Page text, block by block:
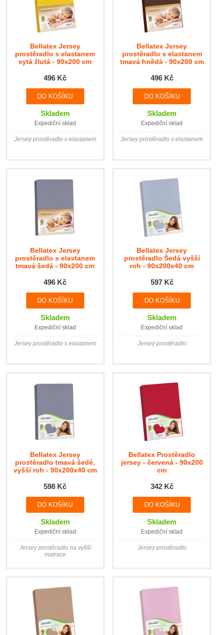
Bellatex Jersey
prostěradlo s elastanem
sytá žlutá - 90x200 cm
496 Kč
Skladem
Expediční sklad
Jersey prostěradlo s elastanem
Bellatex Jersey
prostěradlo s elastanem
tmavá hnědá - 90x200 cm
496 Kč
Skladem
Expediční sklad
Jersey prostěradlo s elastanem
Bellatex Jersey
prostěradlo s elastanem
tmavá šedá - 90x200 cm
496 Kč
Skladem
Expediční sklad
Jersey prostěradlo s elastanem
Bellatex Jersey
prostěradlo Šedá vyšší
roh - 90x200x40 cm
597 Kč
Skladem
Expediční sklad
Jersey prostěradlo
Bellatex Jersey
prostěradlo tmavá šedé,
vyšší roh - 90x200x40 cm
598 Kč
Skladem
Expediční sklad
Jersey prostěradlo na vyšší
matrace
Bellatex Prostěradlo
jersey - červená - 90x200
cm
342 Kč
Skladem
Expediční sklad
Jersey prostěradlo